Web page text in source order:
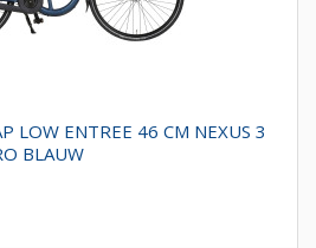
LOW ENTREE 46 CM NEXUS 3
BLAUW